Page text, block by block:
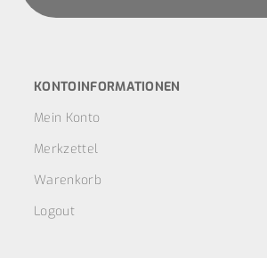
KONTOINFORMATIONEN
Mein Konto
Merkzettel
Warenkorb
Logout